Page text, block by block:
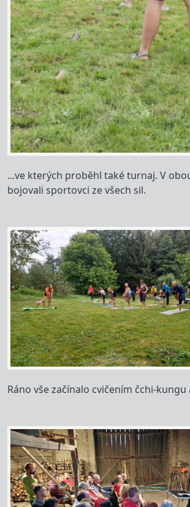
...ve kterých proběhl také turnaj. V
bojovali sportovci ze všech sil.
Image
Ráno vše začínalo cvičením čchi-kungu
Image